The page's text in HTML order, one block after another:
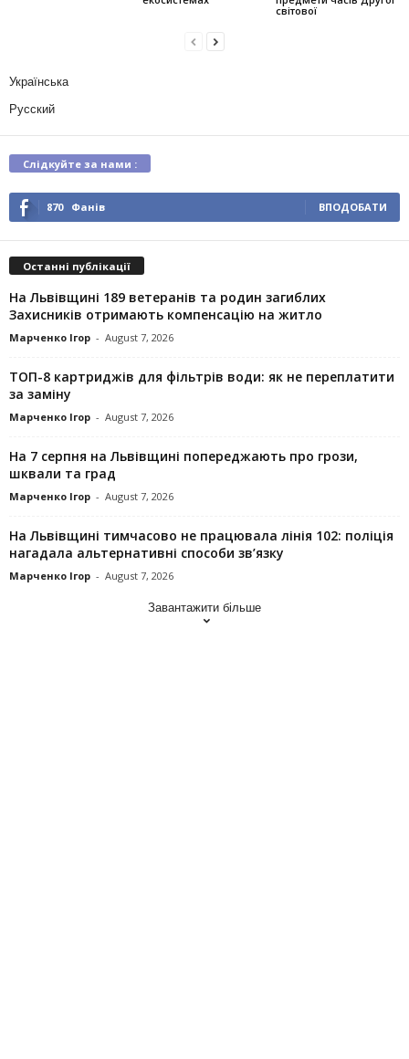
світової
Українська
Русский
Слідкуйте за нами :
870 Фанів ВПОДОБАТИ
Останні публікації
На Львівщині 189 ветеранів та родин загиблих
Захисників отримають компенсацію на житло
Марченко Ігор - August 7, 2026
ТОП-8 картриджів для фільтрів води: як не переплатити
за заміну
Марченко Ігор - August 7, 2026
На 7 серпня на Львівщині попереджають про грози,
шквали та град
Марченко Ігор - August 7, 2026
На Львівщині тимчасово не працювала лінія 102: поліція
нагадала альтернативні способи зв’язку
Марченко Ігор - August 7, 2026
Завантажити більше